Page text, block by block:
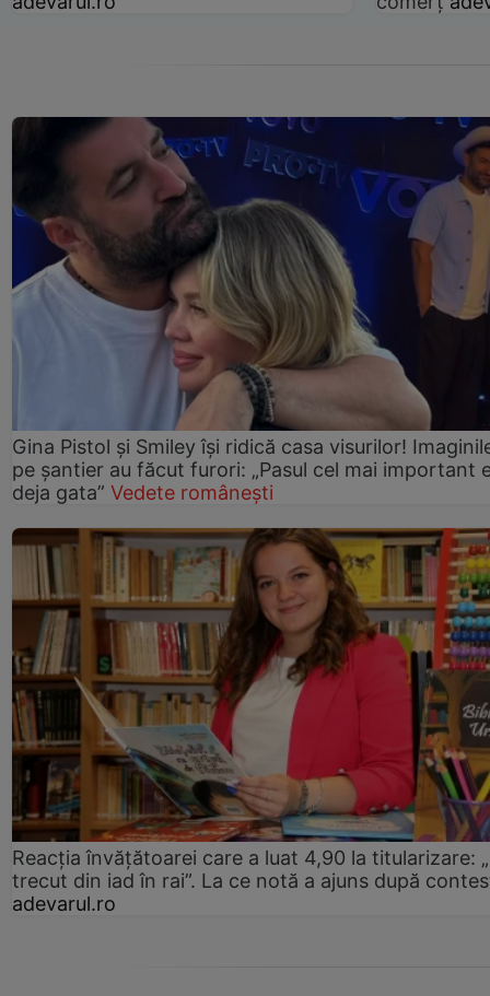
Gina Pistol și Smiley își ridică casa visurilor!
pe șantier au făcut furori: „Pasul cel mai important
deja gata” Vedete românești
Reacția învățătoarei care a luat 4,90 la titularizare:
trecut din iad în rai”. La ce notă a ajuns după
adevarul.ro